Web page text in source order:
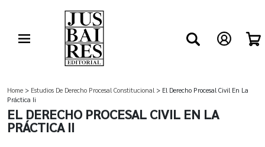
Home > Estudios De Derecho Procesal Constitucional > El Derecho Procesal Civil En La
Práctica Ii
EL DERECHO PROCESAL CIVIL EN LA
PRÁCTICA II